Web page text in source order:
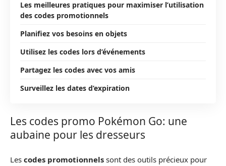
Les meilleures pratiques pour maximiser l’utilisation
des codes promotionnels
Planifiez vos besoins en objets
Utilisez les codes lors d’événements
Partagez les codes avec vos amis
Surveillez les dates d’expiration
Les codes promo Pokémon Go: une
aubaine pour les dresseurs
Les codes promotionnels sont des outils précieux pour